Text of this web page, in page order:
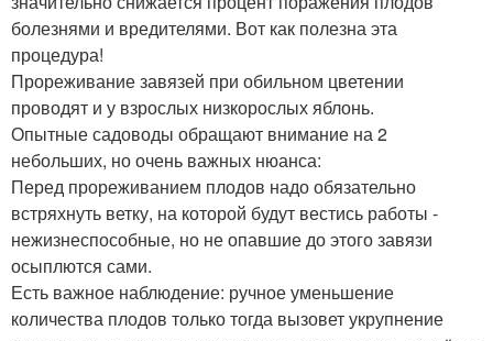
болезнями и вредителями. Вот как полезна эта
процедура!
Прореживание завязей при обильном цветении
проводят и у взрослых низкорослых яблонь.
Опытные садоводы обращают внимание на 2
небольших, но очень важных нюанса:
Перед прореживанием плодов надо обязательно
встряхнуть ветку, на которой будут вестись работы -
нежизнеспособные, но не опавшие до этого завязи
осыплются сами.
Есть важное наблюдение: ручное уменьшение
количества плодов только тогда вызовет укрупнение